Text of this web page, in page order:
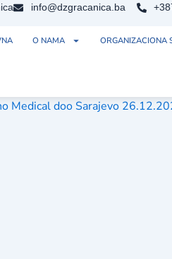
info@dzgracanica.ba
O NAMA ORGANIZACIONA
Medical doo Sarajevo